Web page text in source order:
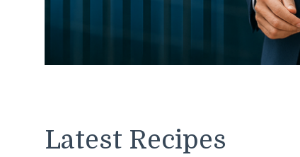
Latest Recipes